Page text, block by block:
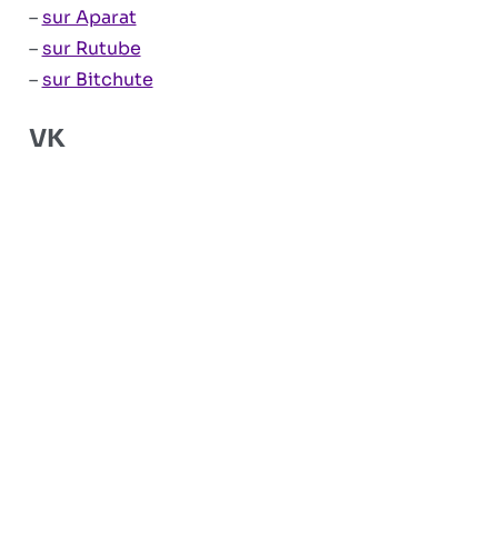
–sur Aparat
–sur Rutube
–sur Bitchute
VK